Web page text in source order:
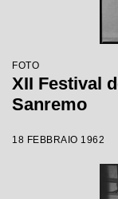
FOTO
XII Festival
Sanremo
18 FEBBRAIO 1962